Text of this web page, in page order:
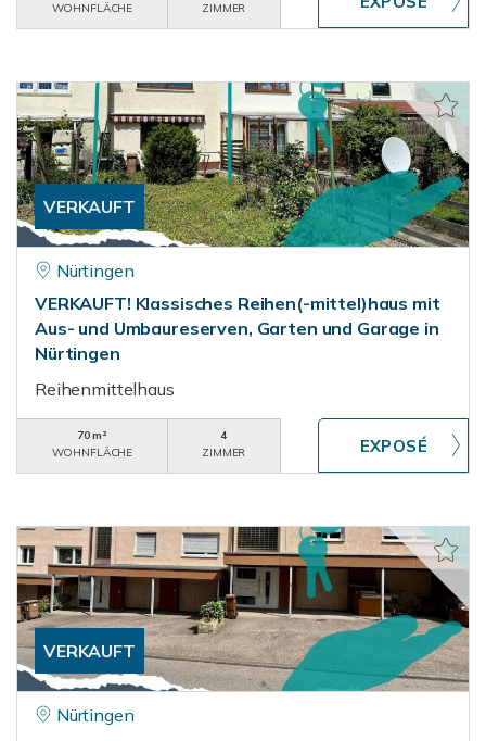
WOHNFLÄCHE
ZIMMER
VERKAUFT
Nürtingen
VERKAUFT! Klassisches Reihen(-mittel)haus mit
Aus- und Umbaureserven, Garten und Garage in
Nürtingen
Reihenmittelhaus
70 m²
WOHNFLÄCHE
4
ZIMMER
VERKAUFT
Nürtingen